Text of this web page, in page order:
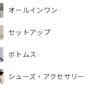
オールインワン
セットアップ
ボトムス
シューズ・アクセサリー